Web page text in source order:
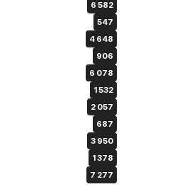
6 582
547
4 648
906
6 078
1 532
2 057
687
3 950
1 378
7 277